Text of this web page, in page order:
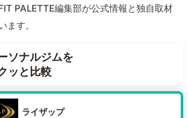
PALETTE編集部が公式情報と独自取材
ます。
ソナルジムを
ッと比較
ライザップ